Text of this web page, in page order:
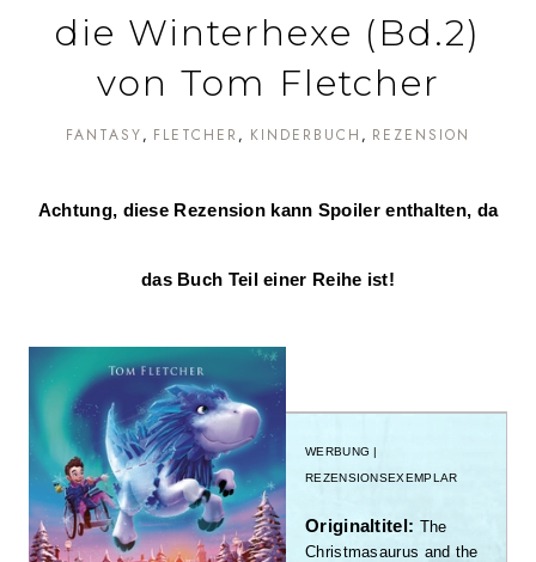
die Winterhexe (Bd.2)
von Tom Fletcher
FANTASY FLETCHER KINDERBUCH REZENSION
Achtung, diese Rezension kann Spoiler enthalten, da
das Buch Teil einer Reihe ist!
WERBUNG |
REZENSIONSEXEMPLAR
Originaltitel: The
Christmasaurus and the